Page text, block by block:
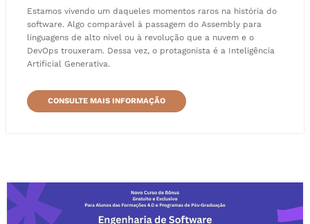
Estamos vivendo um daqueles momentos raros na história do
software. Algo comparável à passagem do Assembly para
linguagens de alto nível ou à revolução que a nuvem e o
DevOps trouxeram. Dessa vez, o protagonista é a Inteligência
Artificial Generativa.
CONSULTE MAIS INFORMAÇÃO